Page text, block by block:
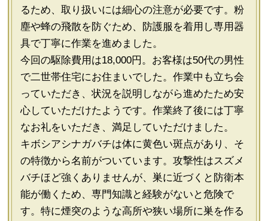
るため、取り扱いには細心の注意が必要です。粉
塵や蜂の飛散を防ぐため、防護服を着用し専用器
具で丁寧に作業を進めました。
今回の駆除費用は18,000円。お客様は50代の男性
で二世帯住宅にお住まいでした。作業中も立ち会
っていただき、状況を説明しながら進めたため安
心していただけたようです。作業終了後には丁寧
なお礼をいただき、満足していただけました。
キボシアシナガバチは体に黄色い斑点があり、そ
の特徴から名前がついています。攻撃性はスズメ
バチほど強くありませんが、巣に近づくと防衛本
能が働くため、専門知識と経験がないと危険で
す。特に煙突のような高所や狭い場所に巣を作る